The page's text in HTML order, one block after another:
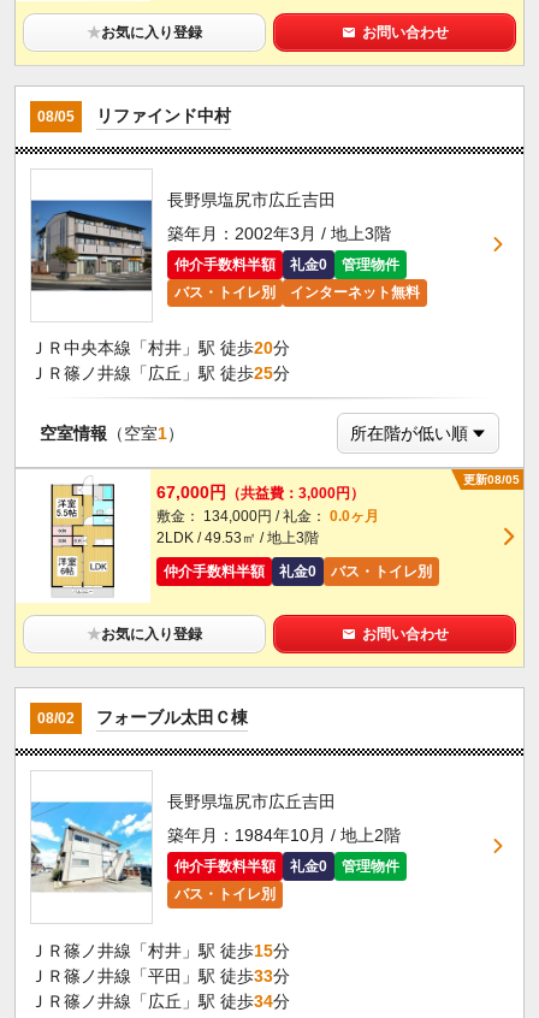
★お気に入り登録 お問い合わせ
08/05 リファインド中村
長野県塩尻市広丘吉田
築年月：2002年3月 / 地上3階
仲介手数料半額 礼金0
管理物件
バス・トイレ別
インターネット無料
ＪＲ中央本線「村井」駅 徒歩20分
ＪＲ篠ノ井線「広丘」駅 徒歩25分
空室情報 （空室1）
更新08/05
67,000円
（共益費：3,000円）
敷金： 134,000円 / 礼金： 0.0ヶ月
2LDK / 49.53㎡ / 地上3階
仲介手数料半額
礼金0 バス・トイレ別
★お気に入り登録 お問い合わせ
08/02 フォーブル太田Ｃ棟
長野県塩尻市広丘吉田
築年月：1984年10月 / 地上2階
仲介手数料半額 礼金0
管理物件
バス・トイレ別
ＪＲ篠ノ井線「村井」駅 徒歩15分
ＪＲ篠ノ井線「平田」駅 徒歩33分
ＪＲ篠ノ井線「広丘」駅 徒歩34分